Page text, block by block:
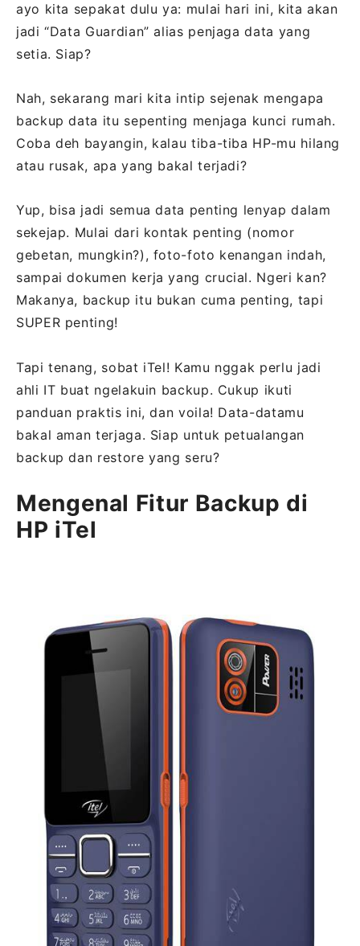
ayo kita sepakat dulu ya: mulai hari ini, kita akan
jadi “Data Guardian” alias penjaga data yang
setia. Siap?
Nah, sekarang mari kita intip sejenak mengapa
backup data itu sepenting menjaga kunci rumah.
Coba deh bayangin, kalau tiba-tiba HP-mu hilang
atau rusak, apa yang bakal terjadi?
Yup, bisa jadi semua data penting lenyap dalam
sekejap. Mulai dari kontak penting (nomor
gebetan, mungkin?), foto-foto kenangan indah,
sampai dokumen kerja yang crucial. Ngeri kan?
Makanya, backup itu bukan cuma penting, tapi
SUPER penting!
Tapi tenang, sobat iTel! Kamu nggak perlu jadi
ahli IT buat ngelakuin backup. Cukup ikuti
panduan praktis ini, dan voila! Data-datamu
bakal aman terjaga. Siap untuk petualangan
backup dan restore yang seru?
Mengenal Fitur Backup di
HP iTel